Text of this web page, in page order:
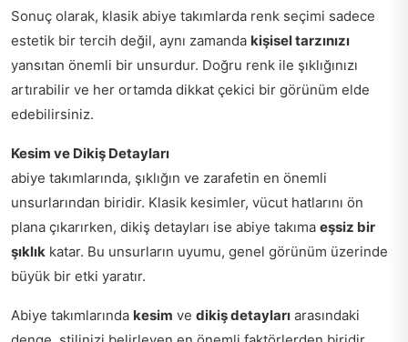
Sonuç olarak, klasik abiye takımlarda renk seçimi sadece
estetik bir tercih değil, aynı zamanda kişisel tarzınızı
yansıtan önemli bir unsurdur. Doğru renk ile şıklığınızı
artırabilir ve her ortamda dikkat çekici bir görünüm elde
edebilirsiniz.
Kesim ve Dikiş Detayları
abiye takımlarında, şıklığın ve zarafetin en önemli
unsurlarından biridir. Klasik kesimler, vücut hatlarını ön
plana çıkarırken, dikiş detayları ise abiye takıma eşsiz bir
şıklık katar. Bu unsurların uyumu, genel görünüm üzerinde
büyük bir etki yaratır.
Abiye takımlarında kesim ve dikiş detayları arasındaki